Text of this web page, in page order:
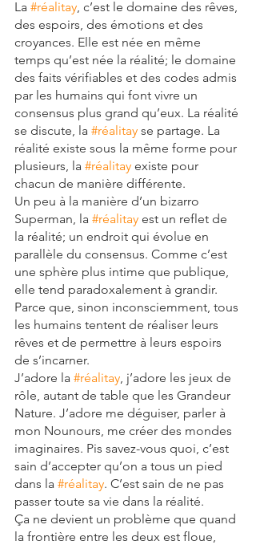
La #réalitay , c’est le domaine des rêves,
des espoirs, des émotions et des
croyances. Elle est née en même
temps qu’est née la réalité; le domaine
des faits vérifiables et des codes admis
par les humains qui font vivre un
consensus plus grand qu’eux. La réalité
se discute, la #réalitay se partage. La
réalité existe sous la même forme pour
plusieurs, la #réalitay existe pour
chacun de manière différente.
Un peu à la manière d’un bizarro
Superman, la #réalitay est un reflet de
la réalité; un endroit qui évolue en
parallèle du consensus. Comme c’est
une sphère plus intime que publique,
elle tend paradoxalement à grandir.
Parce que, sinon inconsciemment, tous
les humains tentent de réaliser leurs
rêves et de permettre à leurs espoirs
de s’incarner.
J’adore la #réalitay , j’adore les jeux de
rôle, autant de table que les Grandeur
Nature. J’adore me déguiser, parler à
mon Nounours, me créer des mondes
imaginaires. Pis savez-vous quoi, c’est
sain d’accepter qu’on a tous un pied
dans la #réalitay. C’est sain de ne pas
passer toute sa vie dans la réalité.
Ça ne devient un problème que quand
la frontière entre les deux est floue,